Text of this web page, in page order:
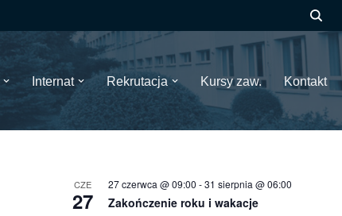
Internat Rekrutacja Kursy zaw. Kontakt
CZE
27
27 czerwca @ 09:00 -31 sierpnia @ 06:00
Zakończenie roku i wakacje